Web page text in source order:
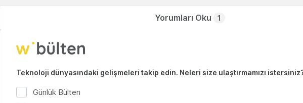
Yorumları Oku 1
Teknoloji dünyasındaki gelişmeleri takip edin. Neleri size ulaştırmamızı
Günlük Bülten